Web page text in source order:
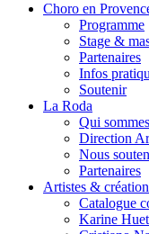
Choro en
Programme
Stage &
Partenaires
Infos
Soutenir
La Roda
Qui
Direction
Nous
Partenaires
Artistes &
Catalogue
Karine Huet